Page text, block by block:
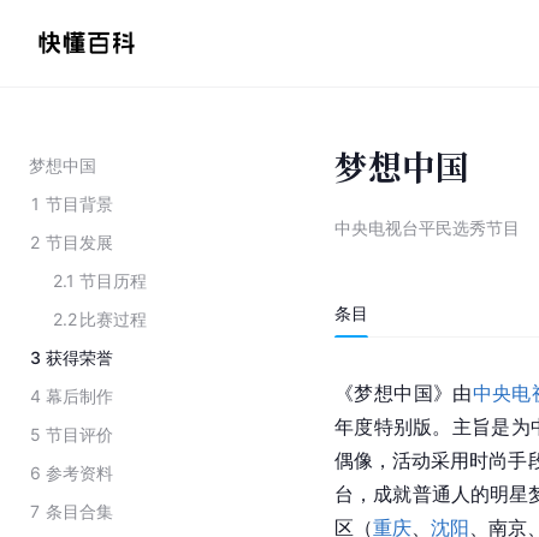
梦想中国
1 节目背景
2 节目发展
2.1 节目历程
2.2比赛过程
3 获得荣誉
4 幕后制作
5 节目评价
6 参考资料
7 条目合集
梦想中国
中央电视台平民选秀节目
条目
《梦想中国》由中央电
年度特别版。主旨是为
偶像，活动采用时尚手
台，成就普通人的明星
区（重庆 沈阳 南京